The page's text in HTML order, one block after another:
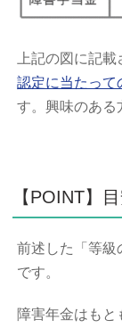
上記の図に記
認定に当たって
す。興味のある
【POINT】
前述した「等級
です。
障害年金はもと